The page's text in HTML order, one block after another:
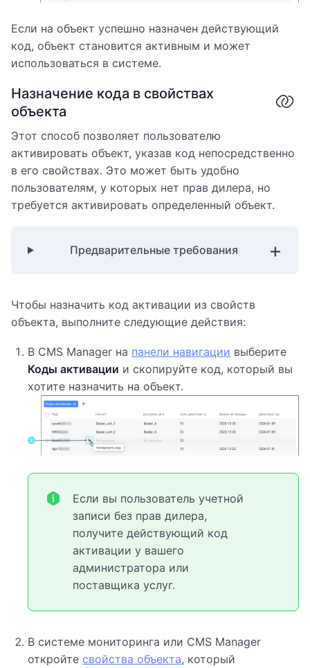
Если на объект успешно назначен действующий
код, объект становится активным и может
использоваться в системе.
Назначение кода в свойствах
объекта
Этот способ позволяет пользователю
активировать объект, указав код непосредственно
в его свойствах. Это может быть удобно
пользователям, у которых нет прав дилера, но
требуется активировать определенный объект.
Предварительные требования
Чтобы назначить код активации из свойств
объекта, выполните следующие действия:
В CMS Manager на панели навигации выберите
Коды активации и скопируйте код, который вы
хотите назначить на объект.
Если вы пользователь учетной
записи без прав дилера,
получите действующий код
активации у вашего
администратора или
поставщика услуг.
В системе мониторинга или CMS Manager
откройте свойства объекта, который